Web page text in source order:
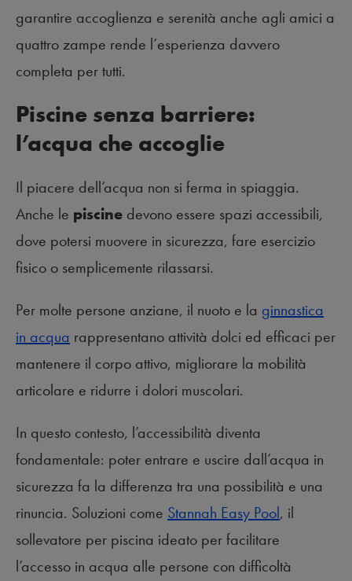
garantire accoglienza e serenità anche agli amici a
quattro zampe rende l’esperienza davvero
completa per tutti.
Piscine senza barriere:
l’acqua che accoglie
Il piacere dell’acqua non si ferma in spiaggia.
Anche le piscine devono essere spazi accessibili,
dove potersi muovere in sicurezza, fare esercizio
fisico o semplicemente rilassarsi.
Per molte persone anziane, il nuoto e la ginnastica
in acqua rappresentano attività dolci ed efficaci per
mantenere il corpo attivo, migliorare la mobilità
articolare e ridurre i dolori muscolari.
In questo contesto, l’accessibilità diventa
fondamentale: poter entrare e uscire dall’acqua in
sicurezza fa la differenza tra una possibilità e una
rinuncia. Soluzioni come Stannah Easy Pool, il
sollevatore per piscina ideato per facilitare
l’accesso in acqua alle persone con difficoltà